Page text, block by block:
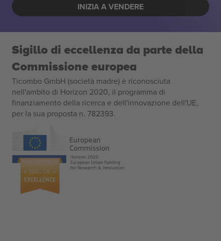
INIZIA A VENDERE
Sigillo di eccellenza da parte della
Commissione europea
Ticombo GmbH (società madre) è riconosciuta
nell'ambito di Horizon 2020, il programma di
finanziamento della ricerca e dell'innovazione dell'UE,
per la sua proposta n. 782393.